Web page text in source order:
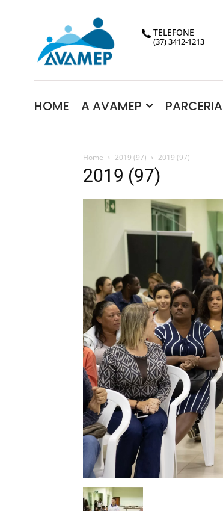
TELEFONE
(37) 3412-1213
HOME A AVAMEP PARCERIA
Home 2019 (97) 2019 (97)
2019 (97)